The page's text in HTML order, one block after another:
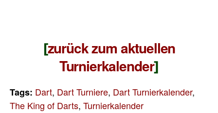
[zurück zum aktuellen
Turnierkalender]
Tags: Dart, Dart Turniere, Dart Turnierkalender,
The King of Darts, Turnierkalender